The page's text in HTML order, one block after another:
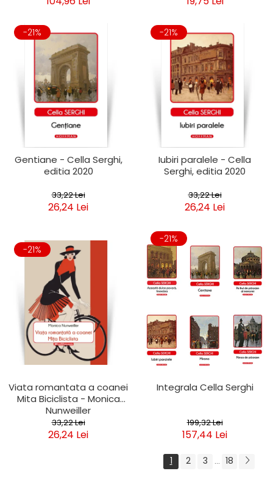
-21%
Gentiane - Cella Serghi,
editia 2020
33,22 Lei
26,24 Lei
-21%
Iubiri paralele - Cella
Serghi, editia 2020
33,22 Lei
26,24 Lei
-21%
Viata romantata a coanei
Mita Biciclista - Monica
Nunweiller
33,22 Lei
26,24 Lei
-21%
Integrala Cella Serghi
199,32 Lei
157,44 Lei
1 2 3 ... 18